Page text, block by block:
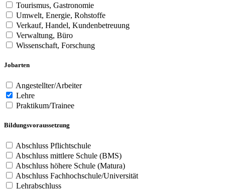
Tourismus, Gastronomie
Umwelt, Energie, Rohstoffe
Verkauf, Handel, Kundenbetreuung
Verwaltung, Büro
Wissenschaft, Forschung
Jobarten
Angestellter/Arbeiter
Lehre
Praktikum/Trainee
Bildungsvoraussetzung
Abschluss Pflichtschule
Abschluss mittlere Schule (BMS)
Abschluss höhere Schule (Matura)
Abschluss Fachhochschule/Universität
Lehrabschluss